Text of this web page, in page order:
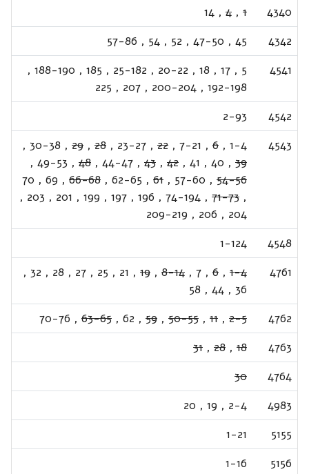
4340
1
,
4
,
14
4342
45
,
47-50
,
52
,
54
,
57-86
4541
5
,
17
,
18
,
20-22
,
25-182
,
185
,
188-190
,
192-198
,
200-204
,
207
,
225
4542
2-93
4543
1-4
,
6
,
7-21
,
22
,
23-27
,
28
,
29
,
30-38
,
39
,
40
,
41
,
42
,
43
,
44-47
,
48
,
49-53
,
54-56
,
57-60
,
61
,
62-65
,
66-68
,
69
,
70
,
71-73
,
74-194
,
196
,
197
,
199
,
201
,
203
,
204
,
206
,
209-219
4548
1-124
4761
1-4
,
6
,
7
,
8-14
,
19
,
21
,
25
,
27
,
28
,
32
,
36
,
44
,
58
4762
2-5
,
11
,
50-55
,
59
,
62
,
63-65
,
70-76
4763
18
,
28
,
31
4764
30
4983
2-4
,
19
,
20
5155
1-21
5156
1-16